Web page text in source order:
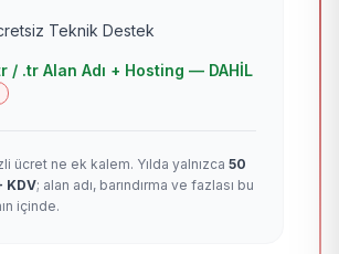
Teknik Destek
/ .tr Alan Adı + Hosting — DAHİL
ücret ne ek kalem. Yılda yalnızca 50
KDV; alan adı, barındırma ve fazlası bu
içinde.